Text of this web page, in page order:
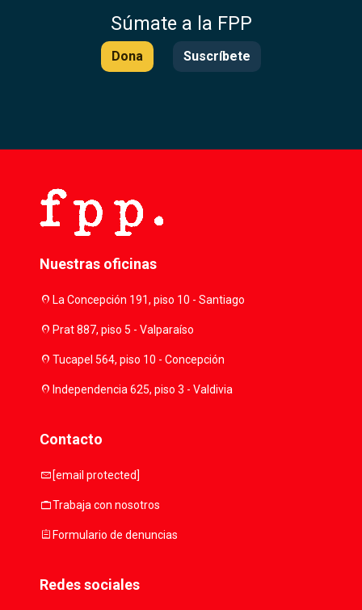
Súmate a la FPP
Dona Suscríbete
Nuestras oficinas
location_onLa Concepción 191, piso 10 - Santiago
location_onPrat 887, piso 5 - Valparaíso
location_onTucapel 564, piso 10 - Concepción
location_onIndependencia 625, piso 3 - Valdivia
Contacto
mail [email protected]
workTrabaja con nosotros
assignmentFormulario de denuncias
Redes sociales